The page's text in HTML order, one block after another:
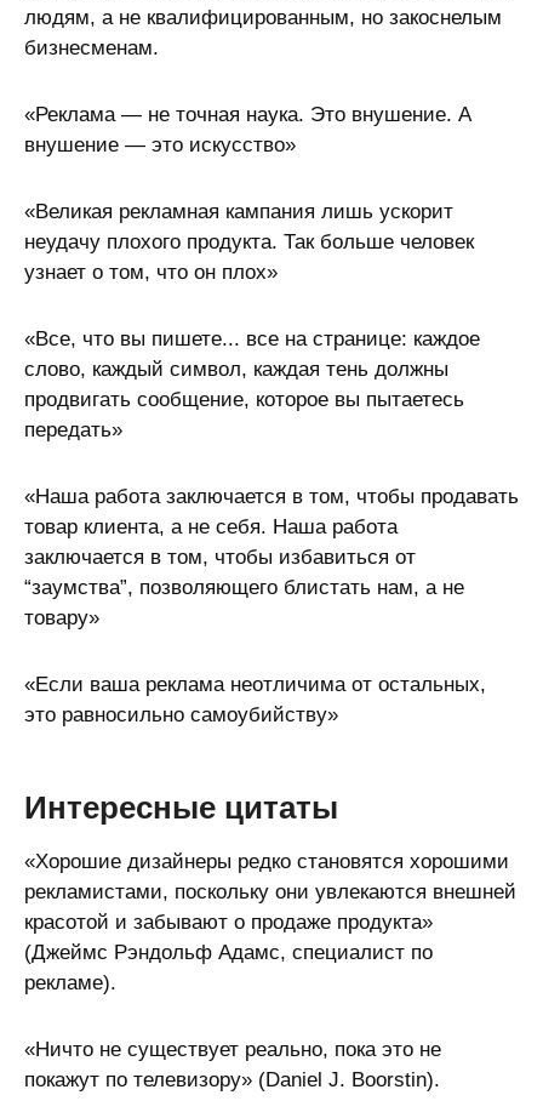
людям, а не квалифицированным, но закоснелым
бизнесменам.
«Реклама — не точная наука. Это внушение. А
внушение — это искусство»
«Великая рекламная кампания лишь ускорит
неудачу плохого продукта. Так больше человек
узнает о том, что он плох»
«Все, что вы пишете... все на странице: каждое
слово, каждый символ, каждая тень должны
продвигать сообщение, которое вы пытаетесь
передать»
«Наша работа заключается в том, чтобы продавать
товар клиента, а не себя. Наша работа
заключается в том, чтобы избавиться от
“заумства”, позволяющего блистать нам, а не
товару»
«Если ваша реклама неотличима от остальных,
это равносильно самоубийству»
Интересные цитаты
«Хорошие дизайнеры редко становятся хорошими
рекламистами, поскольку они увлекаются внешней
красотой и забывают о продаже продукта»
(Джеймс Рэндольф Адамс, специалист по
рекламе).
«Ничто не существует реально, пока это не
покажут по телевизору» (Daniel J. Boorstin).